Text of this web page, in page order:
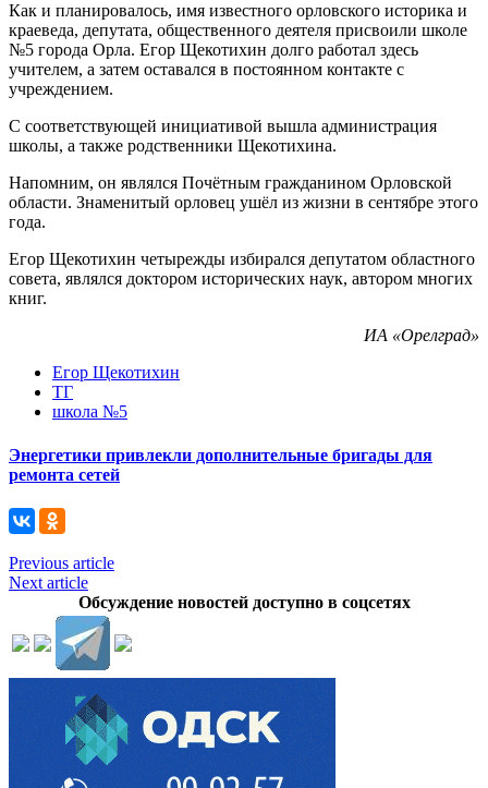
Как и планировалось, имя известного орловского историка и
краеведа, депутата, общественного деятеля присвоили школе
№5 города Орла. Егор Щекотихин долго работал здесь
учителем, а затем оставался в постоянном контакте с
учреждением.
С соответствующей инициативой вышла администрация
школы, а также родственники Щекотихина.
Напомним, он являлся Почётным гражданином Орловской
области. Знаменитый орловец ушёл из жизни в сентябре этого
года.
Егор Щекотихин четырежды избирался депутатом областного
совета, являлся доктором исторических наук, автором многих
книг.
ИА «Орелград»
Егор Щекотихин
ТГ
школа №5
Энергетики привлекли дополнительные бригады для
ремонта сетей
Previous article
Next article
Обсуждение новостей доступно в соцсетях